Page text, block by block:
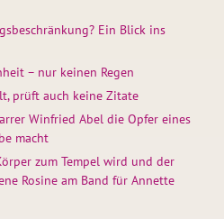
Ein Blick ins
– nur keinen Regen
prüft auch keine Zitate
Winfried Abel die Opfer eines
macht
zum Tempel wird und der
Rosine am Band für Annette